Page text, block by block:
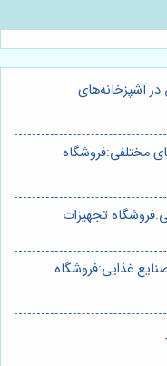
آشپزخانه‌های
مختلفی:فروشگاه
تجهیزات
غذایی:فروشگاه